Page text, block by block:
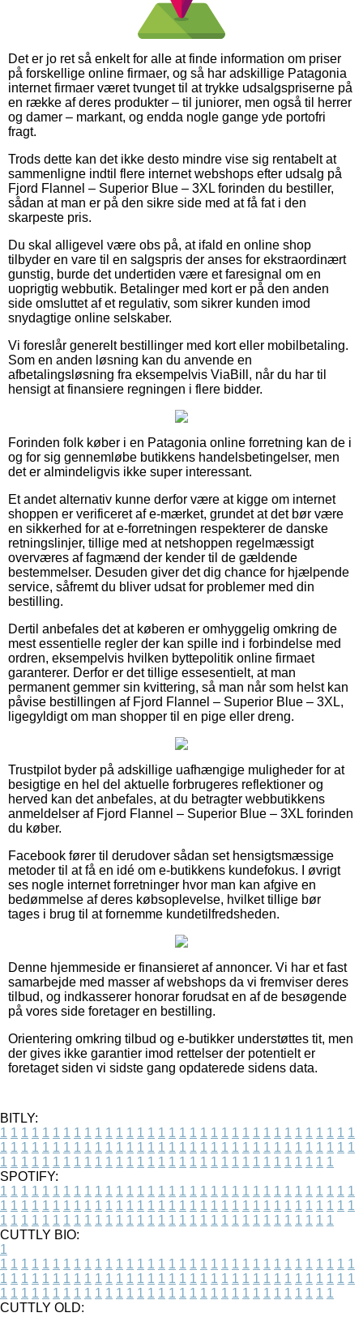
Det er jo ret så enkelt for alle at finde information om priser
på forskellige online firmaer, og så har adskillige Patagonia
internet firmaer været tvunget til at trykke udsalgspriserne på
en række af deres produkter – til juniorer, men også til herrer
og damer – markant, og endda nogle gange yde portofri
fragt.
Trods dette kan det ikke desto mindre vise sig rentabelt at
sammenligne indtil flere internet webshops efter udsalg på
Fjord Flannel – Superior Blue – 3XL forinden du bestiller,
sådan at man er på den sikre side med at få fat i den
skarpeste pris.
Du skal alligevel være obs på, at ifald en online shop
tilbyder en vare til en salgspris der anses for ekstraordinært
gunstig, burde det undertiden være et faresignal om en
uoprigtig webbutik. Betalinger med kort er på den anden
side omsluttet af et regulativ, som sikrer kunden imod
snydagtige online selskaber.
Vi foreslår generelt bestillinger med kort eller mobilbetaling.
Som en anden løsning kan du anvende en
afbetalingsløsning fra eksempelvis ViaBill, når du har til
hensigt at finansiere regningen i flere bidder.
Forinden folk køber i en Patagonia online forretning kan de i
og for sig gennemløbe butikkens handelsbetingelser, men
det er almindeligvis ikke super interessant.
Et andet alternativ kunne derfor være at kigge om internet
shoppen er verificeret af e-mærket, grundet at det bør være
en sikkerhed for at e-forretningen respekterer de danske
retningslinjer, tillige med at netshoppen regelmæssigt
overværes af fagmænd der kender til de gældende
bestemmelser. Desuden giver det dig chance for hjælpende
service, såfremt du bliver udsat for problemer med din
bestilling.
Dertil anbefales det at køberen er omhyggelig omkring de
mest essentielle regler der kan spille ind i forbindelse med
ordren, eksempelvis hvilken byttepolitik online firmaet
garanterer. Derfor er det tillige essesentielt, at man
permanent gemmer sin kvittering, så man når som helst kan
påvise bestillingen af Fjord Flannel – Superior Blue – 3XL,
ligegyldigt om man shopper til en pige eller dreng.
Trustpilot byder på adskillige uafhængige muligheder for at
besigtige en hel del aktuelle forbrugeres reflektioner og
herved kan det anbefales, at du betragter webbutikkens
anmeldelser af Fjord Flannel – Superior Blue – 3XL forinden
du køber.
Facebook fører til derudover sådan set hensigtsmæssige
metoder til at få en idé om e-butikkens kundefokus. I øvrigt
ses nogle internet forretninger hvor man kan afgive en
bedømmelse af deres købsoplevelse, hvilket tillige bør
tages i brug til at fornemme kundetilfredsheden.
Denne hjemmeside er finansieret af annoncer. Vi har et fast
samarbejde med masser af webshops da vi fremviser deres
tilbud, og indkasserer honorar forudsat en af de besøgende
på vores side foretager en bestilling.
Orientering omkring tilbud og e-butikker understøttes tit, men
der gives ikke garantier imod rettelser der potentielt er
foretaget siden vi sidste gang opdaterede sidens data.
BITLY:
1 1 1 1 1 1 1 1 1 1 1 1 1 1 1 1 1 1 1 1 1 1 1 1 1 1 1 1 1 1 1 1 1 1
1 1 1 1 1 1 1 1 1 1 1 1 1 1 1 1 1 1 1 1 1 1 1 1 1 1 1 1 1 1 1 1 1 1
1 1 1 1 1 1 1 1 1 1 1 1 1 1 1 1 1 1 1 1 1 1 1 1 1 1 1 1 1 1 1 1
SPOTIFY:
1 1 1 1 1 1 1 1 1 1 1 1 1 1 1 1 1 1 1 1 1 1 1 1 1 1 1 1 1 1 1 1 1 1
1 1 1 1 1 1 1 1 1 1 1 1 1 1 1 1 1 1 1 1 1 1 1 1 1 1 1 1 1 1 1 1 1 1
1 1 1 1 1 1 1 1 1 1 1 1 1 1 1 1 1 1 1 1 1 1 1 1 1 1 1 1 1 1 1 1
CUTTLY BIO:
1
1 1 1 1 1 1 1 1 1 1 1 1 1 1 1 1 1 1 1 1 1 1 1 1 1 1 1 1 1 1 1 1 1 1
1 1 1 1 1 1 1 1 1 1 1 1 1 1 1 1 1 1 1 1 1 1 1 1 1 1 1 1 1 1 1 1 1 1
1 1 1 1 1 1 1 1 1 1 1 1 1 1 1 1 1 1 1 1 1 1 1 1 1 1 1 1 1 1 1 1
CUTTLY OLD: